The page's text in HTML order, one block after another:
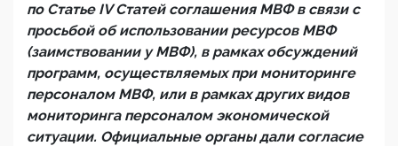
по Статье IV Статей соглашения МВФ в связи с
просьбой об использовании ресурсов МВФ
(заимствовании у МВФ), в рамках обсуждений
программ, осуществляемых при мониторинге
персоналом МВФ, или в рамках других видов
мониторинга персоналом экономической
ситуации. Официальные органы дали согласие